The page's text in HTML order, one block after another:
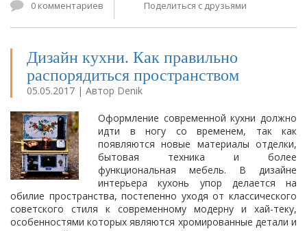
0 комментариев Поделиться с друзьями
Дизайн кухни. Как правильно
распорядиться пространством
05.05.2017 | Автор Denik
Оформление современной кухни должно
идти в ногу со временем, так как
появляются новые материалы отделки,
бытовая техника и более
функциональная мебель. В дизайне
интерьера кухонь упор делается на
обилие пространства, постепенно уходя от классического
советского стиля к современному модерну и хай-теку,
особенностями которых являются хромированные детали и